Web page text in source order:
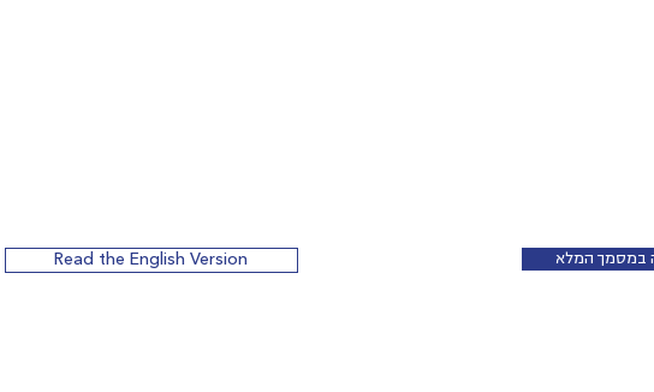
Read the English Version במסמך המלא